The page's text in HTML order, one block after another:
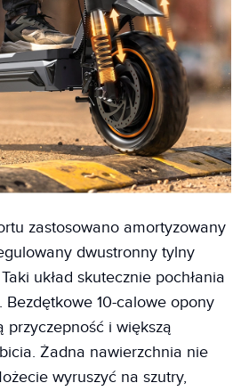
zastosowano amortyzowany
dwustronny tylny
układ skutecznie pochłania
Bezdętkowe 10-calowe opony
przyczepność i większą
Żadna nawierzchnia nie
wyruszyć na szutry,